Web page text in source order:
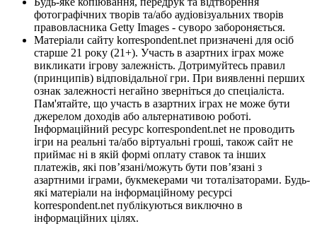
фотографічних творів та/або аудіовізуальних творів
правовласника Getty Images - суворо забороняється.
Матеріали сайту korrespondent.net призначені для осіб
старше 21 року (21+). Участь в азартних іграх може
викликати ігрову залежність. Дотримуйтесь правил
(принципів) відповідальної гри. При виявленні перших
ознак залежності негайно зверніться до спеціаліста.
Пам'ятайте, що участь в азартних іграх не може бути
джерелом доходів або альтернативою роботі.
Інформаційний ресурс korrespondent.net не проводить
ігри на реальні та/або віртуальні гроші, також сайт не
приймає ні в якій формі оплату ставок та інших
платежів, які пов’язані/можуть бути пов’язані з
азартними іграми, букмекерами чи тоталізаторами. Будь-
які матеріали на інформаційному ресурсі
korrespondent.net публікуються виключно в
інформаційних цілях.